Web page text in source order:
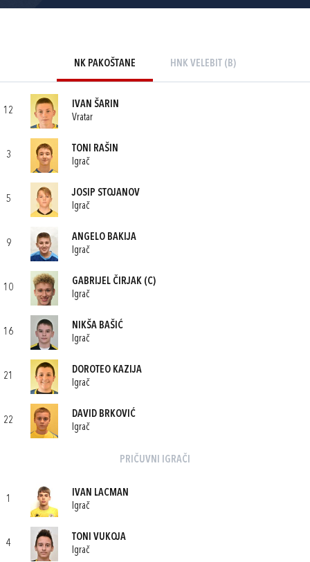
NK PAKOŠTANE HNK VELEBIT (B)
12
IVAN ŠARIN
Vratar
3
TONI RAŠIN
Igrač
5
JOSIP STOJANOV
Igrač
9
ANGELO BAKIJA
Igrač
10
GABRIJEL ČIRJAK (C)
Igrač
16
NIKŠA BAŠIĆ
Igrač
21
DOROTEO KAZIJA
Igrač
22
DAVID BRKOVIĆ
Igrač
PRIČUVNI IGRAČI
1
IVAN LACMAN
Igrač
4
TONI VUKOJA
Igrač